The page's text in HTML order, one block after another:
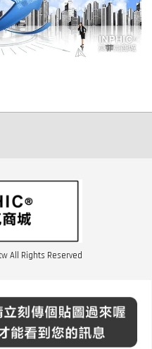
All Rights Reserved
營業設備
貨或數量不足請與客服聯繫